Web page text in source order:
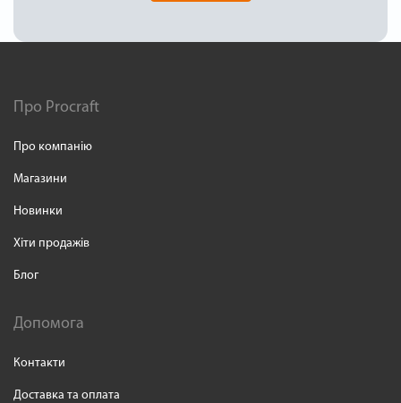
Про Procraft
Про компанію
Магазини
Новинки
Хіти продажів
Блог
Допомога
Контакти
Доставка та оплата